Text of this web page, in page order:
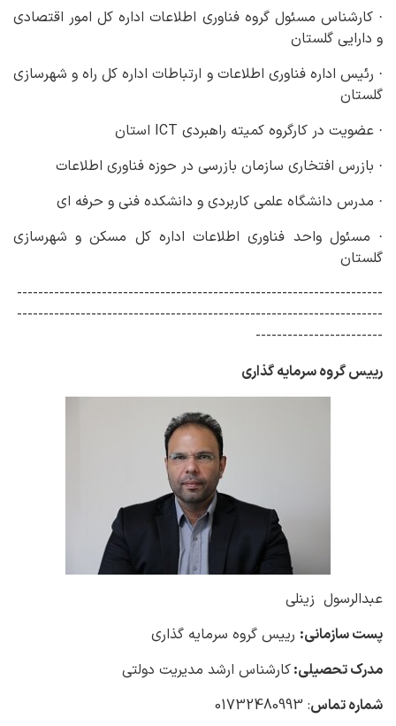
· کارشناس مسئول گروه فناوری اطلاعات اداره کل امور اقتصادی
و دارایی گلستان
· رئیس اداره فناوری اطلاعات و ارتباطات اداره کل راه و شهرسازی
گلستان
· عضویت در کارگروه کمیته راهبردی ICT استان
· بازرس افتخاری سازمان بازرسی در حوزه فناوری اطلاعات
· مدرس دانشگاه علمی کاربردی و دانشکده فنی و حرفه ای
· مسئول واحد فناوری اطلاعات اداره کل مسکن و شهرسازی
گلستان
---------------------------------------------------------------------
---------------------------------------------------------------------
------------------------
رییس گروه سرمایه گذاری
عبدالرسول زینلی
پست سازمانی: رییس گروه سرمایه گذاری
مدرک تحصیلی:کارشناس ارشد مدیریت دولتی
شماره تماس: 01732480993